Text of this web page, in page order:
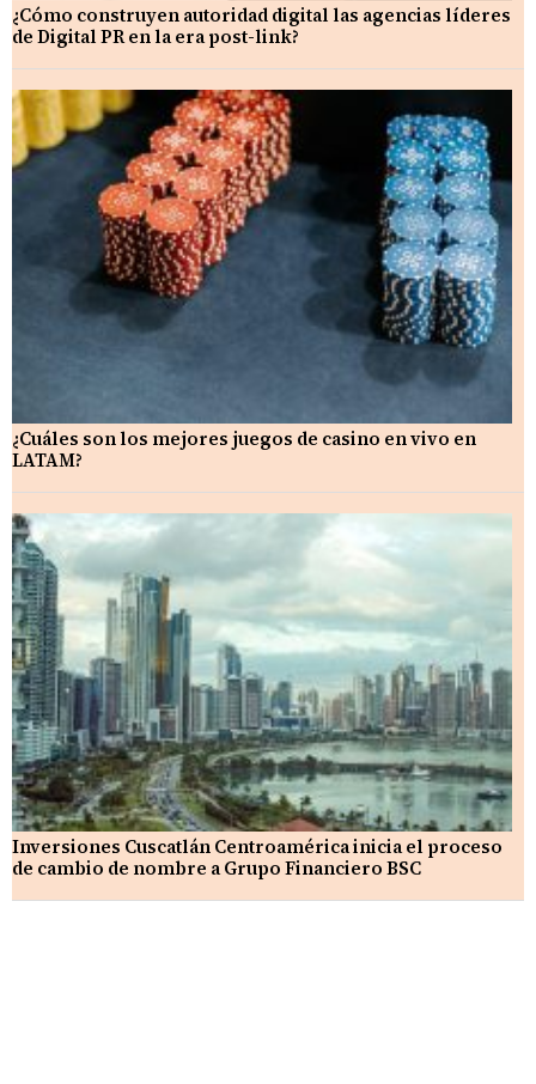
¿Cómo construyen autoridad digital las agencias líderes
de Digital PR en la era post-link?
¿Cuáles son los mejores juegos de casino en vivo en
LATAM?
Inversiones Cuscatlán Centroamérica inicia el proceso
de cambio de nombre a Grupo Financiero BSC